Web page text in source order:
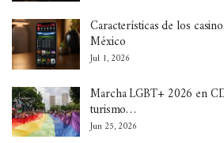
Características de los
México
Jul 1, 2026
Marcha LGBT+ 2026 en
turismo…
Jun 25, 2026